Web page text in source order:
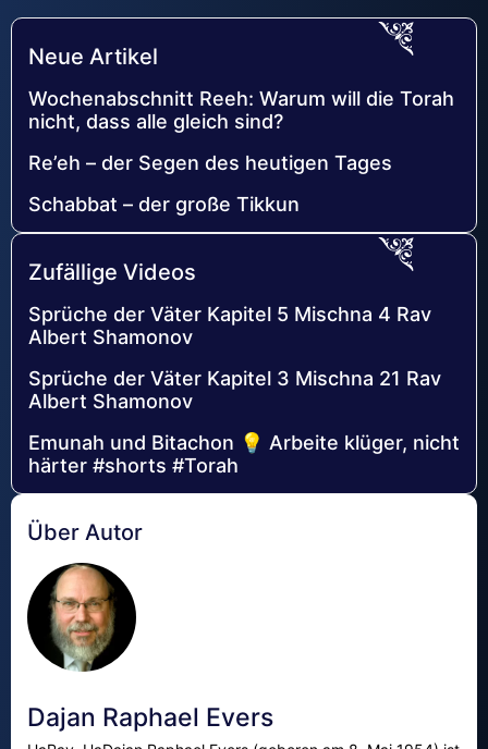
Neue Artikel
Wochenabschnitt Reeh: Warum will die Torah
nicht, dass alle gleich sind?
Re’eh – der Segen des heutigen Tages
Schabbat – der große Tikkun
Zufällige Videos
Sprüche der Väter Kapitel 5 Mischna 4 Rav
Albert Shamonov
Sprüche der Väter Kapitel 3 Mischna 21 Rav
Albert Shamonov
Emunah und Bitachon 💡 Arbeite klüger, nicht
härter #shorts #Torah
Über Autor
Dajan Raphael Evers